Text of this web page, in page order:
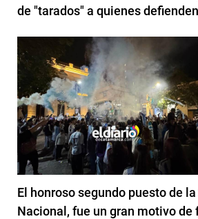
de "tarados" a quienes
El honroso segundo puesto de
Nacional, fue un gran motivo de